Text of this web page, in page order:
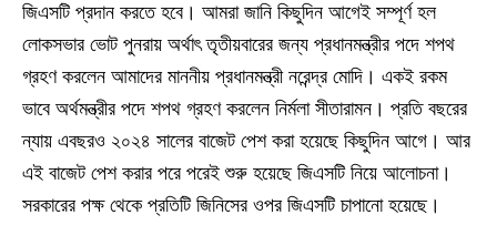
জিএসটি প্রদান করতে হবে। আমরা জানি কিছুদিন আগেই সম্পূর্ণ হল
লোকসভার ভোট পুনরায় অর্থাৎ তৃতীয়বারের জন্য প্রধানমন্ত্রীর পদে শপথ
গ্রহণ করলেন আমাদের মাননীয় প্রধানমন্ত্রী নরেন্দ্র মোদি। একই রকম
ভাবে অর্থমন্ত্রীর পদে শপথ গ্রহণ করলেন নির্মলা সীতারামন। প্রতি বছরের
ন্যায় এবছরও ২০২৪ সালের বাজেট পেশ করা হয়েছে কিছুদিন আগে। আর
এই বাজেট পেশ করার পরে পরেই শুরু হয়েছে জিএসটি নিয়ে আলোচনা।
সরকারের পক্ষ থেকে প্রতিটি জিনিসের ওপর জিএসটি চাপানো হয়েছে।